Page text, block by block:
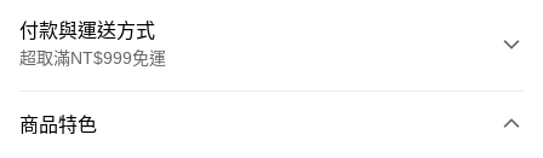
付款與運送方式
超取滿NT$999免運
信用卡一次付款
商品特色